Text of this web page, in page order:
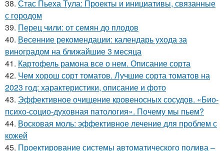
38. Стас Пьеха Тула: Проекты и инициативы, связанные
с городом
39. Перец чили: от семян до плодов
40. Весенние рекомендации: календарь ухода за
виноградом на ближайшие 3 месяца
41. Картофель рамона все о нем. Описание сорта
42. Чем хорош сорт томатов. Лучшие сорта томатов на
2023 год: характеристики, описание и фото
43. Эффективное очищение кровеносных сосудов. «Био-
психо-социо-духовная патология». Почему мы пьем?
44. Восковая моль: эффективное лечение для проблем с
кожей
45. Проектирование системы автоматического полива –